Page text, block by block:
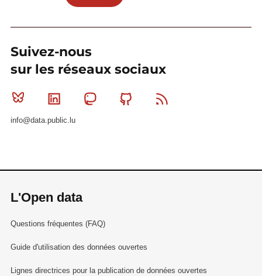
Suivez-nous
sur les réseaux sociaux
Bluesky Linkedin MastodonGithub
info@data.public.lu
L'Open data
Questions fréquentes (FAQ)
Guide d'utilisation des données ouvertes
Lignes directrices pour la publication de données ouvertes